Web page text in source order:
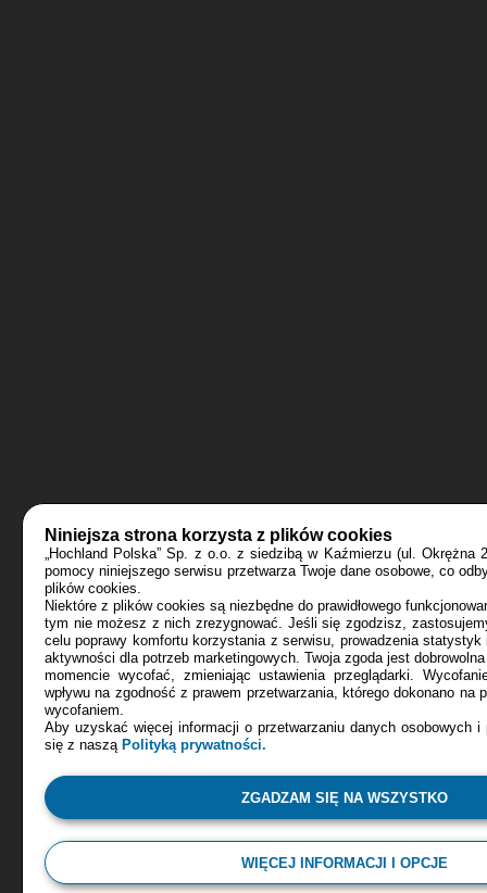
Niniejsza strona korzysta z plików cookies
„Hochland Polska” Sp. z o.o. z siedzibą w Kaźmierzu (ul. Okrężna
pomocy niniejszego serwisu przetwarza Twoje dane osobowe, co
plików cookies.
Niektóre z plików cookies są niezbędne do prawidłowego
tym nie możesz z nich zrezygnować. Jeśli się zgodzisz,
celu poprawy komfortu korzystania z serwisu, prowadzenia
aktywności dla potrzeb marketingowych. Twoja zgoda jest
momencie wycofać, zmieniając ustawienia przeglądarki.
wpływu na zgodność z prawem przetwarzania, którego dokonano na
wycofaniem.
Aby uzyskać więcej informacji o przetwarzaniu danych osobowych
się z naszą Polityką prywatności.
ZGADZAM SIĘ NA WSZYSTKO
WIĘCEJ INFORMACJI I OPCJE